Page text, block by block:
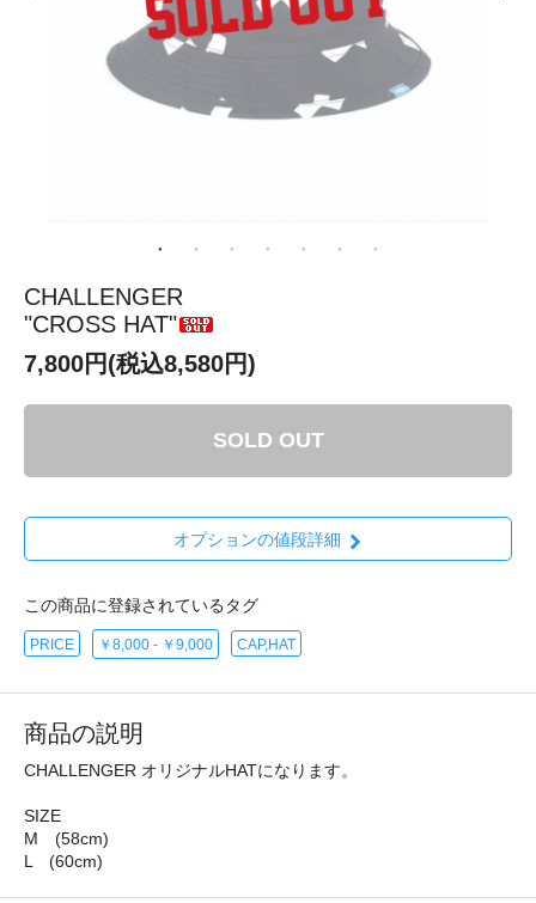
CHALLENGER
"CROSS HAT"
7,800円(税込8,580円)
SOLD OUT
オプションの値段詳細
この商品に登録されているタグ
PRICE ￥8,000 - ￥9,000 CAP,HAT
商品の説明
CHALLENGER オリジナルHATになります。
SIZE
M (58cm)
L (60cm)